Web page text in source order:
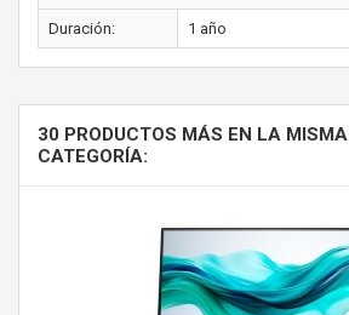
Duración: 1 año
30 PRODUCTOS MÁS EN LA MISMA
CATEGORÍA: